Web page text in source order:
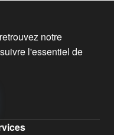
notre
l'essentiel de